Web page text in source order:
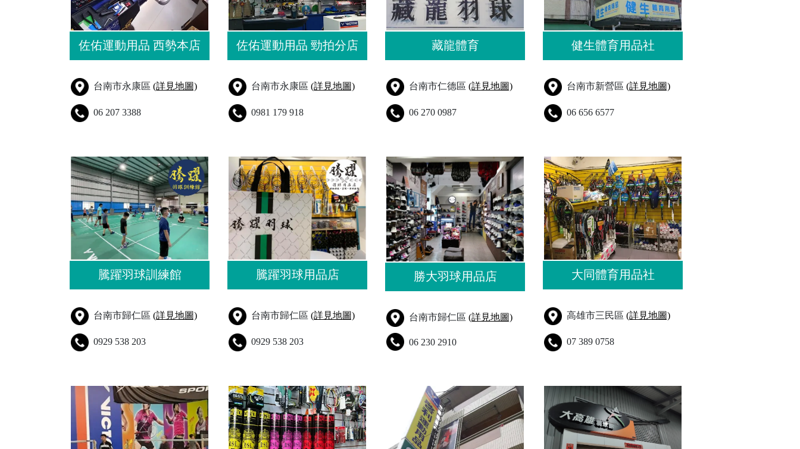
佐佑運動用品 西勢本店
台南市永康區 (詳見地圖)
06 207 3388
佐佑運動用品 勁拍分店
台南市永康區 (詳見地圖)
0981 179 918
藏龍體育
台南市仁德區 (詳見地圖)
06 270 0987
健生體育用品社
台南市新營區 (詳見地圖)
06 656 6577
騰躍羽球訓練館
台南市歸仁區 (詳見地圖)
0929 538 203
騰躍羽球用品店
台南市歸仁區 (詳見地圖)
0929 538 203
勝大羽球用品店
台南市歸仁區 (詳見地圖)
06 230 2910
大同體育用品社
高雄市三民區 (詳見地圖)
07 389 0758